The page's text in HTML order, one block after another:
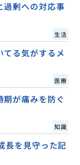
過剰への対応事
生活
てる気がするメ
医療
が痛みを防ぐ
知識
長を見守った記